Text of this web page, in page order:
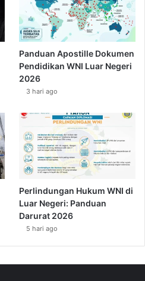
Panduan Apostille Dokumen
Pendidikan WNI Luar Negeri
2026
3 hari ago
Perlindungan Hukum WNI di
Luar Negeri: Panduan
Darurat 2026
5 hari ago